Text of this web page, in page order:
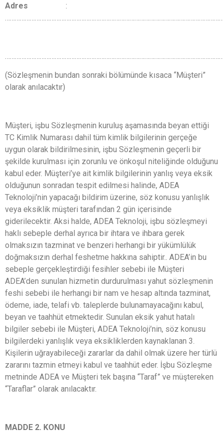
Adres
:
(Sözleşmenin bundan sonraki bölümünde kısaca “Müşteri”
olarak anılacaktır)
Müşteri, işbu Sözleşmenin kuruluş aşamasında beyan ettiği
TC Kimlik Numarası dahil tüm kimlik bilgilerinin gerçeğe
uygun olarak bildirilmesinin, işbu Sözleşmenin geçerli bir
şekilde kurulması için zorunlu ve önkoşul niteliğinde olduğunu
kabul eder. Müşteri’ye ait kimlik bilgilerinin yanlış veya eksik
olduğunun sonradan tespit edilmesi halinde, ADEA
Teknoloji’nin yapacağı bildirim üzerine, söz konusu yanlışlık
veya eksiklik müşteri tarafından 2 gün içerisinde
giderilecektir. Aksi halde, ADEA Teknoloji, işbu sözleşmeyi
haklı sebeple derhal ayrıca bir ihtara ve ihbara gerek
olmaksızın tazminat ve benzeri herhangi bir yükümlülük
doğmaksızın derhal feshetme hakkına sahiptir.. ADEA’in bu
sebeple gerçekleştirdiği fesihler sebebi ile Müşteri
ADEA’den sunulan hizmetin durdurulması yahut sözleşmenin
feshi sebebi ile herhangi bir nam ve hesap altında tazminat,
ödeme, iade, telafi vb. taleplerde bulunamayacağını kabul,
beyan ve taahhüt etmektedir. Sunulan eksik yahut hatalı
bilgiler sebebi ile Müşteri, ADEA Teknoloji’nin, söz konusu
bilgilerdeki yanlışlık veya eksikliklerden kaynaklanan 3.
Kişilerin uğrayabileceği zararlar da dahil olmak üzere her türlü
zararını tazmin etmeyi kabul ve taahhüt eder. İşbu Sözleşme
metninde ADEA ve Müşteri tek başına “Taraf” ve müştereken
“Taraflar” olarak anılacaktır.
MADDE 2. KONU